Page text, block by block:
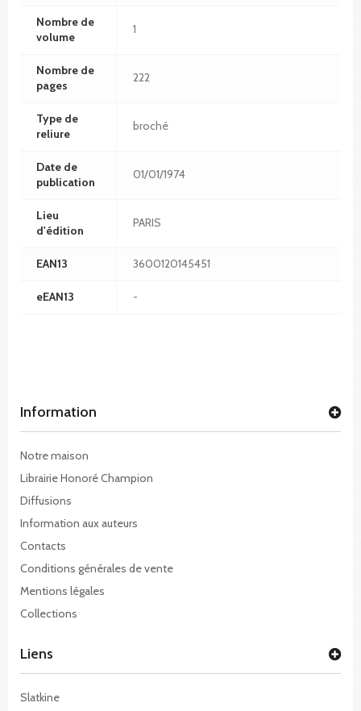
Nombre de
volume
1
Nombre de
pages
222
Type de
reliure
broché
Date de
publication
01/01/1974
Lieu
d'édition
PARIS
EAN13 3600120145451
eEAN13 -
Information
Notre maison
Librairie Honoré Champion
Diffusions
Information aux auteurs
Contacts
Conditions générales de vente
Mentions légales
Collections
Liens
Slatkine